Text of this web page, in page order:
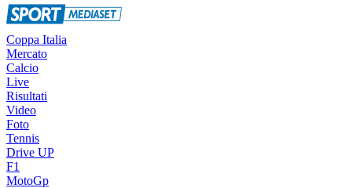
Coppa Italia
Mercato
Calcio
Live
Risultati
Video
Foto
Tennis
Drive UP
F1
MotoGp